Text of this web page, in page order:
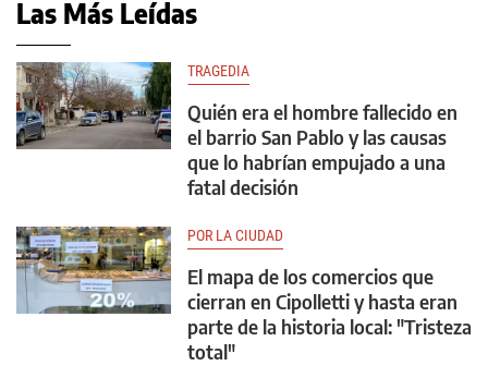
Las Más Leídas
TRAGEDIA
Quién era el hombre fallecido en
el barrio San Pablo y las causas
que lo habrían empujado a una
fatal decisión
POR LA CIUDAD
El mapa de los comercios que
cierran en Cipolletti y hasta eran
parte de la historia local: "Tristeza
total"